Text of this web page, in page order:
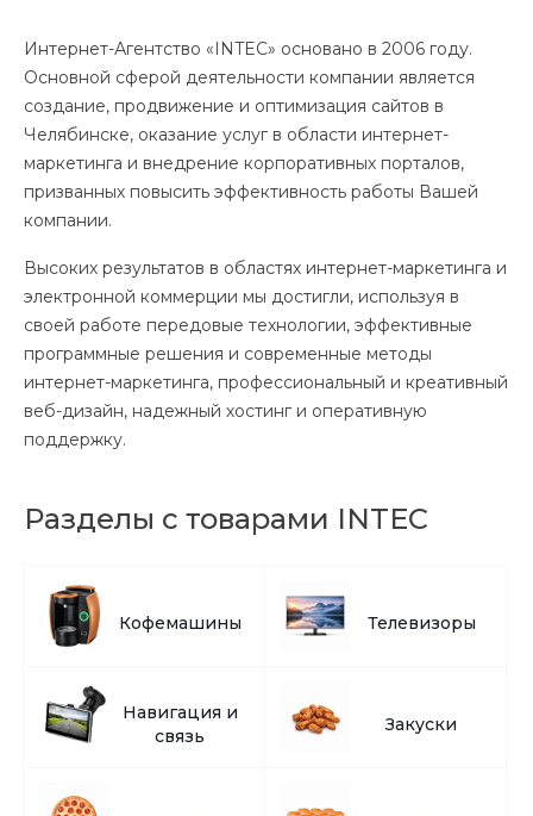
Интернет-Агентство «INTEC» основано в 2006 году.
Основной сферой деятельности компании является
создание, продвижение и оптимизация сайтов в
Челябинске, оказание услуг в области интернет-
маркетинга и внедрение корпоративных порталов,
призванных повысить эффективность работы Вашей
компании.
Высоких результатов в областях интернет-маркетинга и
электронной коммерции мы достигли, используя в
своей работе передовые технологии, эффективные
программные решения и современные методы
интернет-маркетинга, профессиональный и креативный
веб-дизайн, надежный хостинг и оперативную
поддержку.
Разделы с товарами INTEC
Кофемашины Телевизоры
Навигация и
связь
Закуски